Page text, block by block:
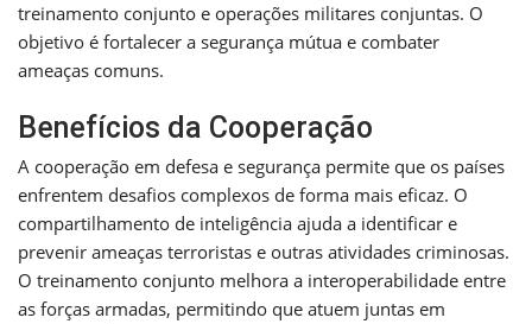
treinamento conjunto e operações militares conjuntas. O
objetivo é fortalecer a segurança mútua e combater
ameaças comuns.
Benefícios da Cooperação
A cooperação em defesa e segurança permite que os países
enfrentem desafios complexos de forma mais eficaz. O
compartilhamento de inteligência ajuda a identificar e
prevenir ameaças terroristas e outras atividades criminosas.
O treinamento conjunto melhora a interoperabilidade entre
as forças armadas, permitindo que atuem juntas em